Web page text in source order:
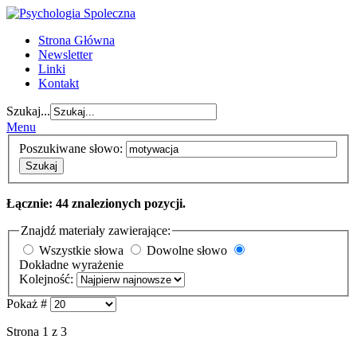
Strona Główna
Newsletter
Linki
Kontakt
Szukaj...
Menu
Poszukiwane słowo:
Szukaj
Łącznie: 44 znalezionych pozycji.
Znajdź materiały zawierające:
Wszystkie słowa
Dowolne słowo
Dokładne wyrażenie
Kolejność:
Pokaż #
Strona 1 z 3